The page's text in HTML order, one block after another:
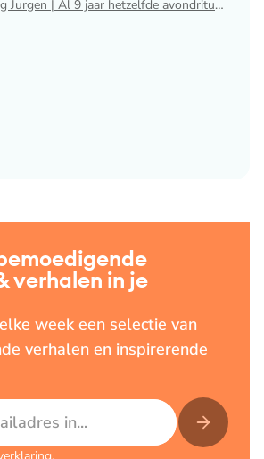
Blog Jurgen | Al 9 jaar hetzelfde avondritueel
verhalen in je
week een selectie van
verhalen en inspirerende